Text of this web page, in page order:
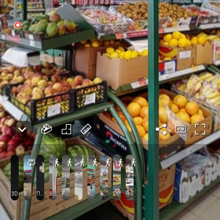
3D Вид с улицы План торгового зала Вход в магазин Fresh зона Кассы Алкоголь Сладкости Напитки